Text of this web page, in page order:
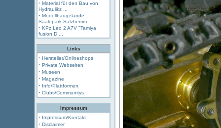
· Material für den Bau von
Hydraulikz ...
· Modellbaugelände
Saalepark Salzhemm ...
· KPz Leo 2 A7V "Tamiya
fusion D ...
Links
· Hersteller/Onlineshops
· Private Webseiten
· Museen
· Magazine
· Info/Plattformen
· Clubs/Communitys
Impressum
· Impressum/Kontakt
· Disclaimer